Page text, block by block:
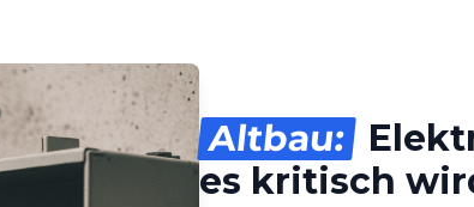
Altbau:
es kritisch